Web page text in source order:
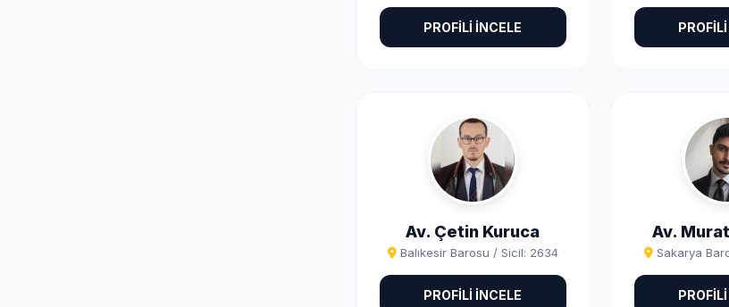
PROFİLİ İNCELE
Av. Çetin Kuruca
Balıkesir Barosu / Sicil: 2634
PROFİLİ İNCELE
Av.
Sakarya